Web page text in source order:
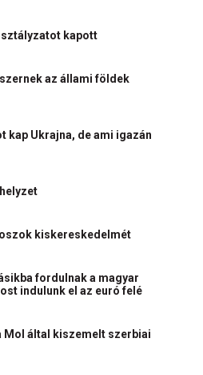
kapott
az állami földek
kap Ukrajna, de ami igazán
kiskereskedelmét
fordulnak a magyar
indulunk el az euró felé
Mol által kiszemelt szerbiai